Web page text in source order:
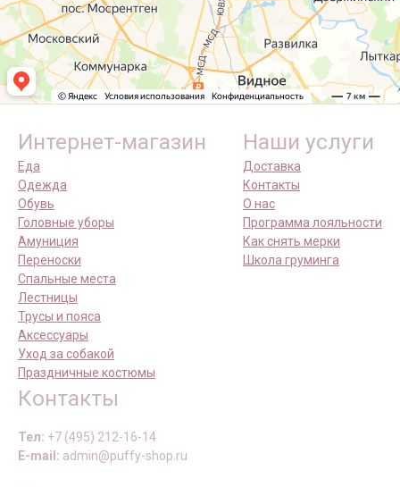
Интернет-магазин
Еда
Одежда
Обувь
Головные уборы
Амуниция
Переноски
Спальные места
Лестницы
Трусы и пояса
Аксессуары
Уход за собакой
Праздничные костюмы
Наши услуги
Доставка
Контакты
О нас
Программа лояльности
Как снять мерки
Школа груминга
Контакты
Тел: +7 (495) 212-16-14
E-mail: admin@puffy-shop.ru